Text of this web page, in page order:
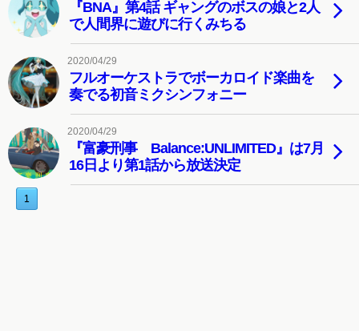
『BNA』第4話 ギャングのボスの娘と2人
で人間界に遊びに行くみちる
2020/04/29
フルオーケストラでボーカロイド楽曲を
奏でる初音ミクシンフォニー
2020/04/29
『富豪刑事 Balance:UNLIMITED』は7月
16日より第1話から放送決定
1